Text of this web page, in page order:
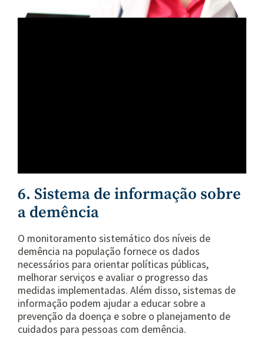
6. Sistema de informação sobre
a demência
O monitoramento sistemático dos níveis de
demência na população fornece os dados
necessários para orientar políticas públicas,
melhorar serviços e avaliar o progresso das
medidas implementadas. Além disso, sistemas de
informação podem ajudar a educar sobre a
prevenção da doença e sobre o planejamento de
cuidados para pessoas com demência.